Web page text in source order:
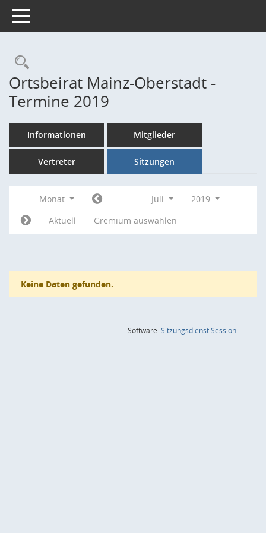
Toggle navigation
Rechercheauswahl
Ortsbeirat Mainz-Oberstadt -
Termine 2019
Informationen Mitglieder
Vertreter Sitzungen
Monat Juli
2019
Aktuell
Gremium auswählen
Keine Daten gefunden.
Software:SitzungsdienstSession(Wird in